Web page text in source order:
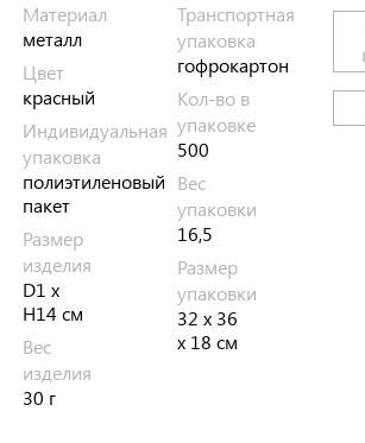
Материал
металл
Цвет
красный
Индивидуальная
упаковка
полиэтиленовый
пакет
Размер
изделия
D1 x
H14 см
Вес
изделия
30 г
Транспортная
упаковка
гофрокартон
Кол-во в
упаковке
500
Вес
упаковки
16,5
Размер
упаковки
32 х 36
х 18 см